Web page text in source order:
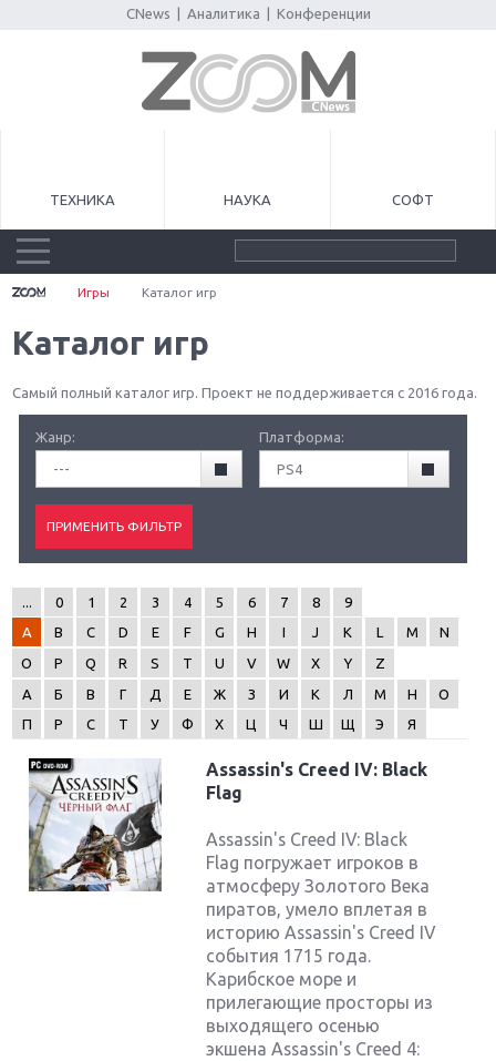
CNews Аналитика Конференции
ТЕХНИКА НАУКА СОФТ
Игры Каталог игр
Каталог игр
Самый полный каталог игр. Проект не поддерживается с 2016 года.
Жанр:
---
Платформа:
PS4
0 1 2 3 4 5 6 7 8
9
A
B C D E F G H I J K L M
N
O
P Q R S T U V W X Y
Z
А
Б В Г Д Е Ж З И К Л М Н
О
П
Р С Т У Ф Х Ц Ч Ш Щ Э Я
Assassin's Creed IV: Black
Flag
Assassin's Creed IV: Black
Flag погружает игроков в
атмосферу Золотого Века
пиратов, умело вплетая в
историю Assassin's Creed IV
события 1715 года.
Карибское море и
прилегающие просторы из
выходящего осенью
экшена Assassin's Creed 4: